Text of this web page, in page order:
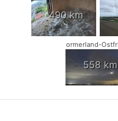
490 km
Moormerland-
558 km